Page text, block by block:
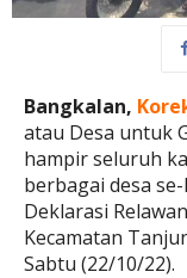
Bangkalan,
atau Desa untuk
hampir seluruh
berbagai desa
Deklarasi
Kecamatan
Sabtu (22/10/22).